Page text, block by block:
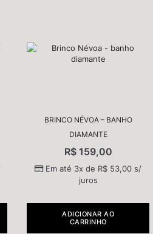
BRINCO NÉVOA – BANHO
DIAMANTE
R$159,00
Em até 3x de R$ 53,00 s/
juros
ADICIONAR AO
CARRINHO